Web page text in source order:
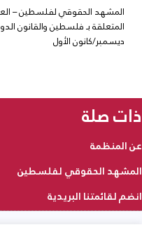
ديسمبر/كانون الأول
ذات صلة
عن المنظمة
المشهد الحقوقي لفلسطين
انضم لقائمتنا البريدية